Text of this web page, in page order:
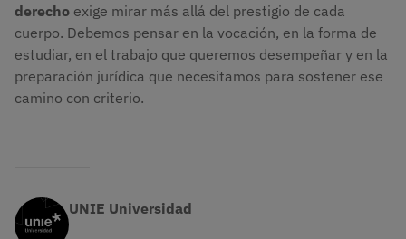
derecho exige mirar más allá del prestigio de cada
cuerpo. Debemos pensar en la vocación, en la forma de
estudiar, en el trabajo que queremos desempeñar y en la
preparación jurídica que necesitamos para sostener ese
camino con criterio.
UNIE Universidad